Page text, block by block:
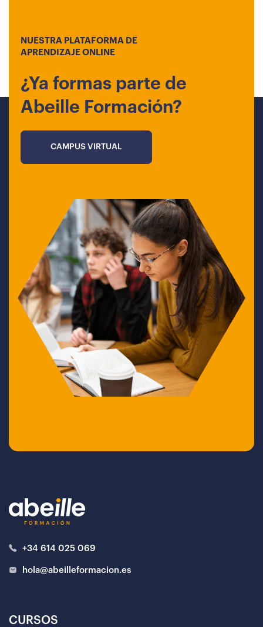
NUESTRA PLATAFORMA DE
APRENDIZAJE ONLINE
¿Ya formas parte de
Abeille Formación?
CAMPUS VIRTUAL
+34 614 025 069
hola@abeilleformacion.es
CURSOS